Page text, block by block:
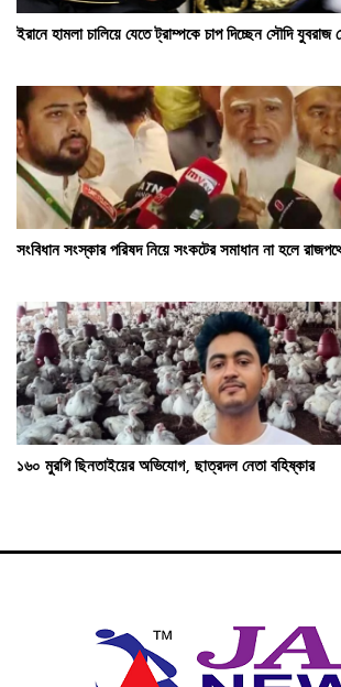
ইরানে হামলা চালিয়ে যেতে ট্রাম্পকে চাপ দিচ্ছেন সৌদি যুবরাজ
সংবিধান সংস্কার পরিষদ নিয়ে সংকটের সমাধান না হলে
১৬০ মুরগি ছিনতাইয়ের অভিযোগ, ছাত্রদল নেতা বহিষ্কার